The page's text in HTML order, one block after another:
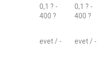
0,1 ? -
400 ?
0,1 ? -
400 ?
evet / - evet / -